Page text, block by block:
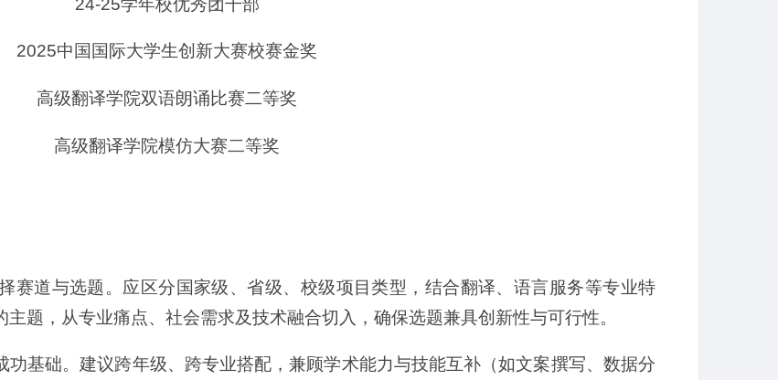
2025中国国际大学生创新大赛校赛金奖
高级翻译学院双语朗诵比赛二等奖
高级翻译学院模仿大赛二等奖
赛道与选题。应区分国家级、省级、校级项目类型，结合翻译、语言服务等专业特
题，从专业痛点、社会需求及技术融合切入，确保选题兼具创新性与可行性。
基础。建议跨年级、跨专业搭配，兼顾学术能力与技能互补（如文案撰写、数据分